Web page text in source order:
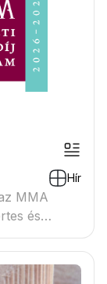
Hír
MMA
és
a